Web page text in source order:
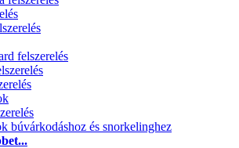
felszerelés
búvárkodáshoz és snorkelinghez